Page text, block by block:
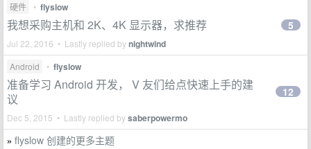
硬件 • flyslow
我想采购主机和 2K、4K 显示器，求推荐
Jul 22, 2016 • Lastly replied bynightwind
5
Android • flyslow
准备学习 Android 开发， V 友们给点快速上手的建
议
Dec 5, 2015 • Lastly replied bysaberpowermo
12
» flyslow 创建的更多主题